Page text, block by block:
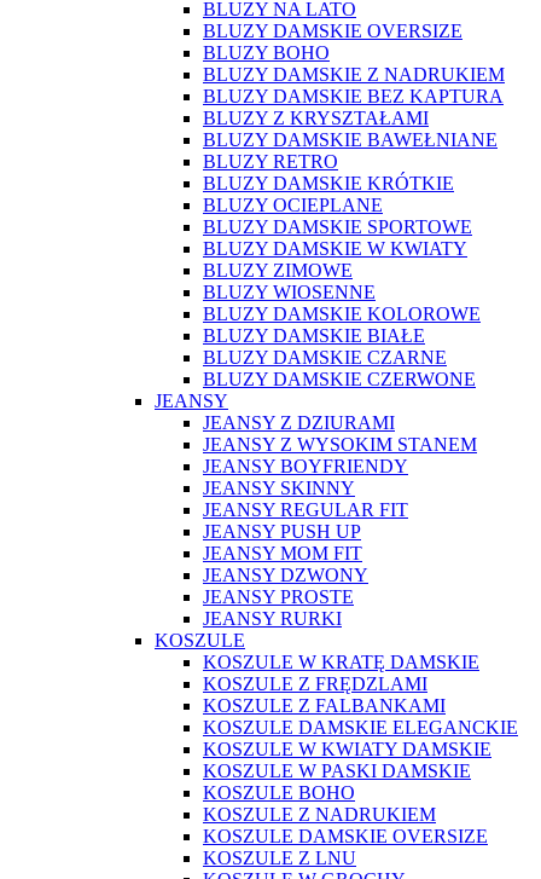
BLUZY NA LATO
BLUZY DAMSKIE OVERSIZE
BLUZY BOHO
BLUZY DAMSKIE Z NADRUKIEM
BLUZY DAMSKIE BEZ KAPTURA
BLUZY Z KRYSZTAŁAMI
BLUZY DAMSKIE BAWEŁNIANE
BLUZY RETRO
BLUZY DAMSKIE KRÓTKIE
BLUZY OCIEPLANE
BLUZY DAMSKIE SPORTOWE
BLUZY DAMSKIE W KWIATY
BLUZY ZIMOWE
BLUZY WIOSENNE
BLUZY DAMSKIE KOLOROWE
BLUZY DAMSKIE BIAŁE
BLUZY DAMSKIE CZARNE
BLUZY DAMSKIE CZERWONE
JEANSY
JEANSY Z DZIURAMI
JEANSY Z WYSOKIM STANEM
JEANSY BOYFRIENDY
JEANSY SKINNY
JEANSY REGULAR FIT
JEANSY PUSH UP
JEANSY MOM FIT
JEANSY DZWONY
JEANSY PROSTE
JEANSY RURKI
KOSZULE
KOSZULE W KRATĘ DAMSKIE
KOSZULE Z FRĘDZLAMI
KOSZULE Z FALBANKAMI
KOSZULE DAMSKIE ELEGANCKIE
KOSZULE W KWIATY DAMSKIE
KOSZULE W PASKI DAMSKIE
KOSZULE BOHO
KOSZULE Z NADRUKIEM
KOSZULE DAMSKIE OVERSIZE
KOSZULE Z LNU